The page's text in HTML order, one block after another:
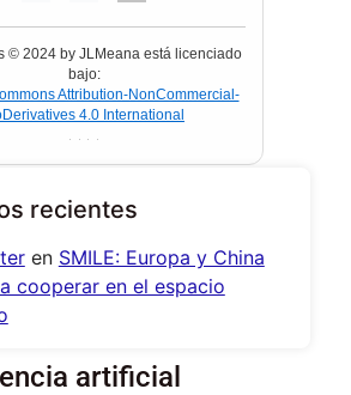
© 2024 by JLMeana está licenciado
bajo:
Attribution-NonCommercial-
4.0 International
recientes
en SMILE: Europa y China
cooperar en el espacio
artificial